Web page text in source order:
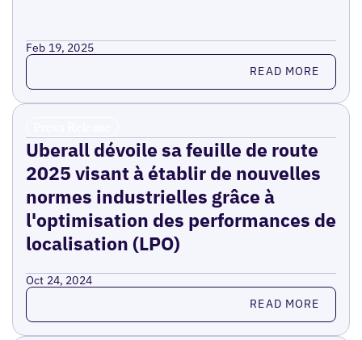
Feb 19, 2025
Read more READ MORE
Uberall dévoile sa feuille de route
2025 visant à établir de nouvelles
normes industrielles grâce à
l'optimisation des performances de
localisation (LPO)
Oct 24, 2024
Read more READ MORE